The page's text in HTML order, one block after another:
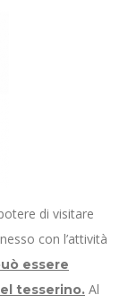
di visitare
con l’attività
essere
tesserino. Al